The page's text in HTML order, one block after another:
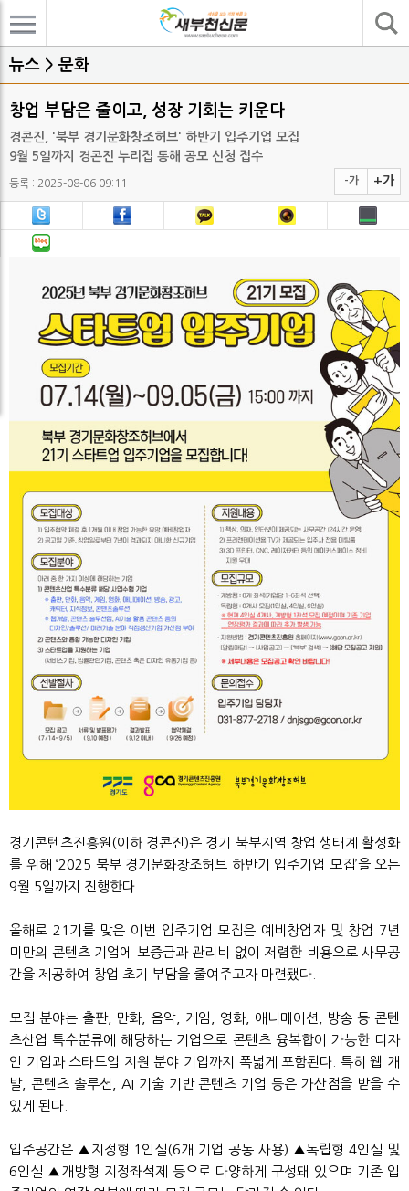
뉴스 > 문화
창업 부담은 줄이고, 성장 기회는 키운다
경콘진, '북부 경기문화창조허브' 하반기 입주기업 모집
9월 5일까지 경콘진 누리집 통해 공모 신청 접수
등록 : 2025-08-06 09:11 -가 +가
경기콘텐츠진흥원(이하 경콘진)은 경기 북부지역 창업 생태계 활성화
를 위해 ‘2025 북부 경기문화창조허브 하반기 입주기업 모집’을 오는
9월 5일까지 진행한다.
올해로 21기를 맞은 이번 입주기업 모집은 예비창업자 및 창업 7년
미만의 콘텐츠 기업에 보증금과 관리비 없이 저렴한 비용으로 사무공
간을 제공하여 창업 초기 부담을 줄여주고자 마련됐다.
모집 분야는 출판, 만화, 음악, 게임, 영화, 애니메이션, 방송 등 콘텐
츠산업 특수분류에 해당하는 기업으로 콘텐츠 융복합이 가능한 디자
인 기업과 스타트업 지원 분야 기업까지 폭넓게 포함된다. 특히 웹 개
발, 콘텐츠 솔루션, AI 기술 기반 콘텐츠 기업 등은 가산점을 받을 수
있게 된다.
입주공간은 ▲지정형 1인실(6개 기업 공동 사용) ▲독립형 4인실 및
6인실 ▲개방형 지정좌석제 등으로 다양하게 구성돼 있으며 기존 입